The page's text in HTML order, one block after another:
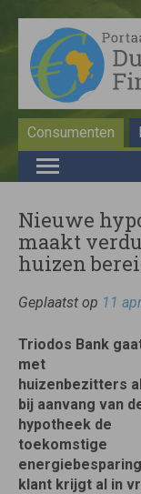
Consumenten
Nieuwe
maakt
huizen
Geplaatst op 11
Triodos Bank
met
huizenbezitters
bij aanvang van
hypotheek de
toekomstige
klant krijgt al in